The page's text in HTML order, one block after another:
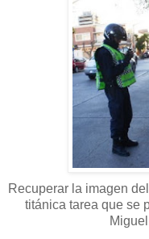
Recuperar la imagen
titánica tarea que se